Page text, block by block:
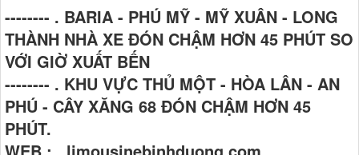
-------- . BARIA - PHÚ MỸ - MỸ XUÂN - LONG
THÀNH NHÀ XE ĐÓN CHẬM HƠN 45 PHÚT SO
VỚI GIỜ XUẤT BẾN
-------- . KHU VỰC THỦ MỘT - HÒA LÂN - AN
PHÚ - CÂY XĂNG 68 ĐÓN CHẬM HƠN 45
PHÚT.